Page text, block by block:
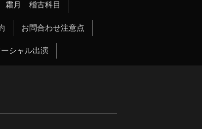
霜月 稽古科目
お問合わせ注意点
シャル出演